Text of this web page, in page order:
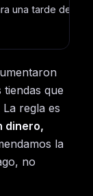
una tarde de
que
regla es
dinero,
la
no